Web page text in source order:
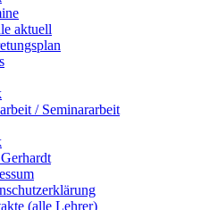
aktuell
/ Seminararbeit
(alle Lehrer)